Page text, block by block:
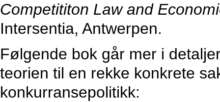
Competititon Law and
Intersentia, Antwerpen.
Følgende bok går mer i
teorien til en rekke konkrete
konkurransepolitikk: